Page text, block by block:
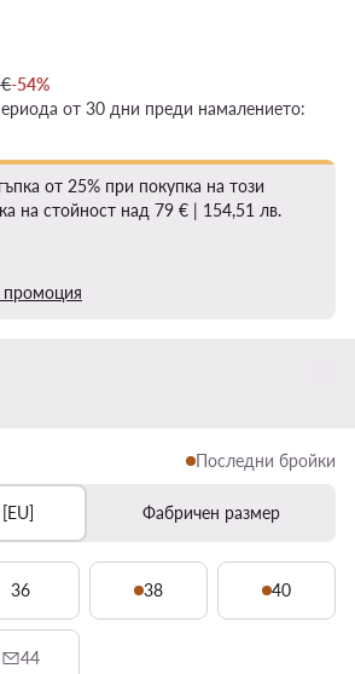
€
-54%
от 30 дни преди намалението:
от 25% при покупка на този
на стойност над 79 € | 154,51 лв.
промоция
Последни бройки
Фабричен размер
36 38 40
44